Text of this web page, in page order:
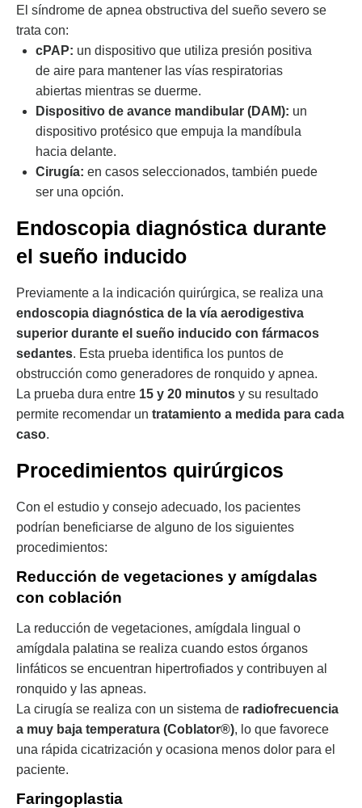
El síndrome de apnea obstructiva del sueño severo se
trata con:
cPAP: un dispositivo que utiliza presión positiva
de aire para mantener las vías respiratorias
abiertas mientras se duerme.
Dispositivo de avance mandibular (DAM): un
dispositivo protésico que empuja la mandíbula
hacia delante.
Cirugía: en casos seleccionados, también puede
ser una opción.
Endoscopia diagnóstica durante
el sueño inducido
Previamente a la indicación quirúrgica, se realiza una
endoscopia diagnóstica de la vía aerodigestiva
superior durante el sueño inducido con fármacos
sedantes. Esta prueba identifica los puntos de
obstrucción como generadores de ronquido y apnea.
La prueba dura entre 15 y 20 minutos y su resultado
permite recomendar un tratamiento a medida para cada
caso.
Procedimientos quirúrgicos
Con el estudio y consejo adecuado, los pacientes
podrían beneficiarse de alguno de los siguientes
procedimientos:
Reducción de vegetaciones y amígdalas
con coblación
La reducción de vegetaciones, amígdala lingual o
amígdala palatina se realiza cuando estos órganos
linfáticos se encuentran hipertrofiados y contribuyen al
ronquido y las apneas.
La cirugía se realiza con un sistema de radiofrecuencia
a muy baja temperatura (Coblator®), lo que favorece
una rápida cicatrización y ocasiona menos dolor para el
paciente.
Faringoplastia